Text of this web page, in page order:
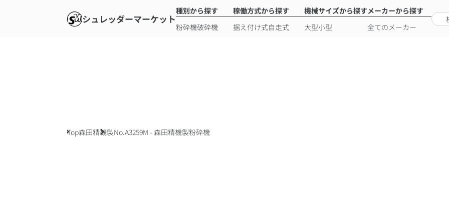
シュレッダーマーケット
種別から探す
粉砕機破砕機
稼働方式から探す
据え付け式自走式
機械サイズから探す
大型小型
メーカーから探す
全てのメーカー
Top森田精機製No.A3259M - 森田精機製粉砕機